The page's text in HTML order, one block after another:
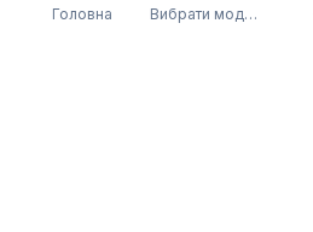
Головна Вибрати модель